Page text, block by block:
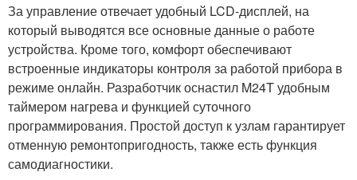
За управление отвечает удобный LCD-дисплей, на
который выводятся все основные данные о работе
устройства. Кроме того, комфорт обеспечивают
встроенные индикаторы контроля за работой прибора в
режиме онлайн. Разработчик оснастил M24T удобным
таймером нагрева и функцией суточного
программирования. Простой доступ к узлам гарантирует
отменную ремонтопригодность, также есть функция
самодиагностики.